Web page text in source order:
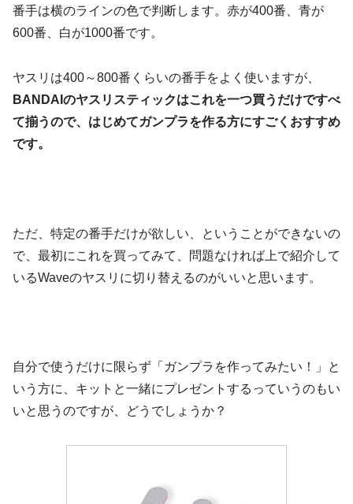
番手は横のラインの色で判断します。赤が400番、青が
600番、白が1000番です。
ヤスリは400～800番くらいの番手をよく使いますが、
BANDAIのヤスリスティックはこれを一つ買うだけですべ
て揃うので、はじめてガンプラを作る方にすごくおすすめ
です。
ただ、特定の番手だけが欲しい、ということができないの
で、最初にこれを買ってみて、問題なければ上で紹介して
いるWaveのヤスリに切り替えるのがいいと思います。
自分で使うだけに限らず「ガンプラを作ってみたい！」と
いう方に、キットと一緒にプレゼントするっていうのもい
いと思うのですが、どうでしょうか？